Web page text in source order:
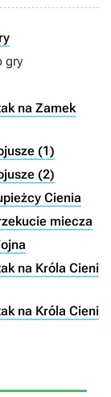
gry
na Zamek
(1)
(2)
Cienia
miecza
na Króla Cieni
na Króla Cieni